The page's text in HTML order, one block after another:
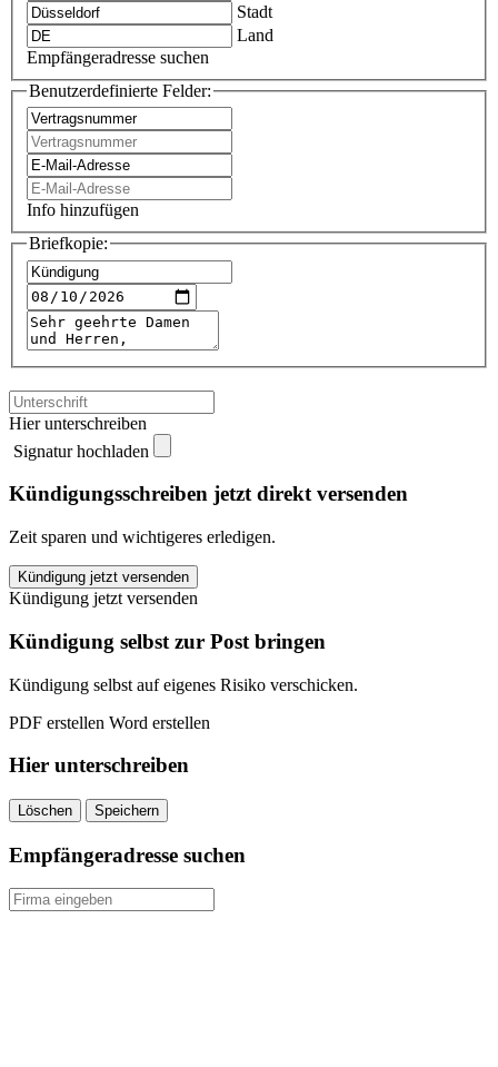
Stadt
Land
Empfängeradresse suchen
Benutzerdefinierte Felder:
Info hinzufügen
Briefkopie:
Hier unterschreiben
Signatur hochladen
Kündigungsschreiben jetzt direkt versenden
Zeit sparen und wichtigeres erledigen.
Vodafone
Tablet
kündigen
quantity
Kündigung jetzt versenden
Kündigung jetzt versenden
Kündigung selbst zur Post bringen
Kündigung selbst auf eigenes Risiko verschicken.
PDF erstellen Word erstellen
Hier unterschreiben
Löschen Speichern
Empfängeradresse suchen